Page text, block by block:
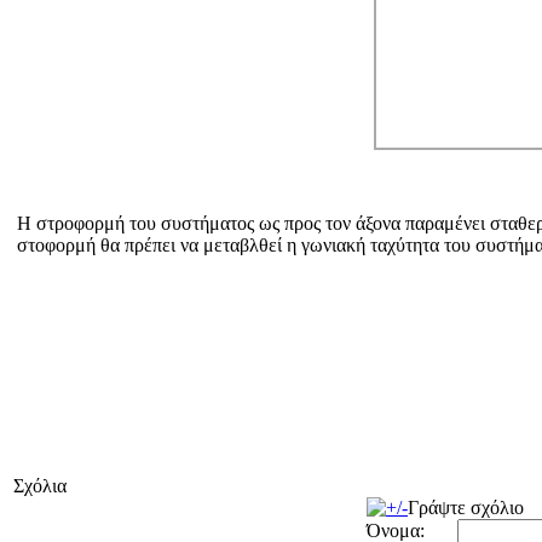
H στροφορμή του συστήματος ως προς τον άξονα παραμένει
στοφορμή θα πρέπει να μεταβλθεί η γωνιακή ταχύτητα του
Σχόλια
Γράψτε σχόλιο
Όνομα: